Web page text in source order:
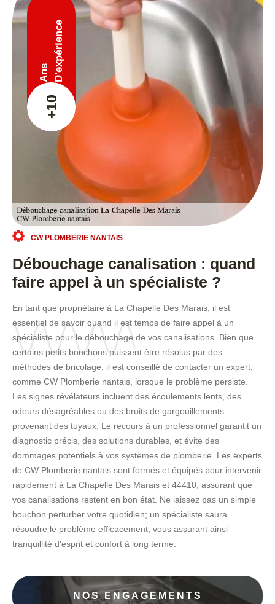
+10
Ans D'expérience
CW PLOMBERIE NANTAIS
Débouchage canalisation : quand
faire appel à un spécialiste ?
En tant que propriétaire à La Chapelle Des Marais, il est
essentiel de savoir quand il est temps de faire appel à un
spécialiste pour le débouchage de vos canalisations. Bien que
certains petits bouchons puissent être résolus par des
méthodes de bricolage, il est conseillé de contacter un expert,
comme CW Plomberie nantais, lorsque le problème persiste.
Les signes révélateurs incluent des écoulements lents, des
odeurs désagréables ou des bruits de gargouillements
provenant des tuyaux. Le recours à un professionnel garantit un
diagnostic précis, des solutions durables, et évite des
dommages potentiels à vos systèmes de plomberie. Les experts
de CW Plomberie nantais sont formés et équipés pour intervenir
rapidement à La Chapelle Des Marais et 44410, assurant que
vos canalisations restent en bon état. Ne laissez pas un simple
bouchon perturber votre quotidien; un spécialiste saura
résoudre le problème efficacement, vous assurant ainsi
tranquillité d'esprit et confort à long terme.
NOS ENGAGEMENTS